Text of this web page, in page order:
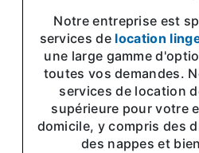
Notre entreprise est spécialisée dans les
services de location
une large gamme
toutes vos demandes.
services de location
supérieure pour votre
domicile, y compris des
des nappes et